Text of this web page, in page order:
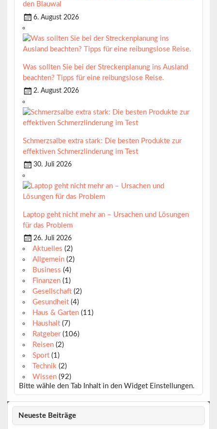
den Blauwal
6. August 2026
Was sollten Sie bei der Streckenplanung ins Ausland
beachten? Tipps für eine reibungslose Reise.
2. August 2026
Schmerzsalbe extra stark: Die besten Produkte zur
effektiven Schmerzlinderung im Test
30. Juli 2026
Laptop geht nicht mehr an – Ursachen und Lösungen
für das Problem
26. Juli 2026
Aktuelles (2)
Allgemein(2)
Business (4)
Finanzen(1)
Gesellschaft(2)
Gesundheit(4)
Haus & Garten(11)
Haushalt(7)
Ratgeber(106)
Reisen(2)
Sport(1)
Technik(2)
Wissen(92)
Bitte wähle den Tab Inhalt in den Widget Einstellungen.
Neueste Beiträge